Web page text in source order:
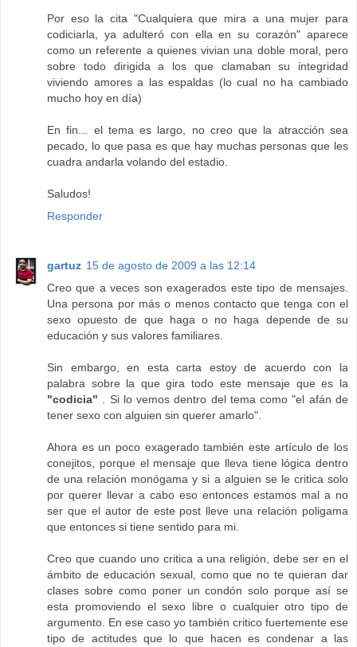
Por eso la cita "Cualquiera que mira a una mujer para
codiciarla, ya adulteró con ella en su corazón" aparece
como un referente a quienes vivian una doble moral, pero
sobre todo dirigida a los que clamaban su integridad
viviendo amores a las espaldas (lo cual no ha cambiado
mucho hoy en día)
En fin... el tema es largo, no creo que la atracción sea
pecado, lo que pasa es que hay muchas personas que les
cuadra andarla volando del estadio.
Saludos!
Responder
gartuz 15 de agosto de 2009 a las 12:14
Creo que a veces son exagerados este tipo de mensajes.
Una persona por más o menos contacto que tenga con el
sexo opuesto de que haga o no haga depende de su
educación y sus valores familiares.
Sin embargo, en esta carta estoy de acuerdo con la
palabra sobre la que gira todo este mensaje que es la
"codicia" . Si lo vemos dentro del tema como "el afán de
tener sexo con alguien sin querer amarlo".
Ahora es un poco exagerado también este artículo de los
conejitos, porque el mensaje que lleva tiene lógica dentro
de una relación monógama y si a alguien se le critica solo
por querer llevar a cabo eso entonces estamos mal a no
ser que el autor de este post lleve una relación poligama
que entonces si tiene sentido para mi.
Creo que cuando uno critica a una religión, debe ser en el
ámbito de educación sexual, como que no te quieran dar
clases sobre como poner un condón solo porque así se
esta promoviendo el sexo libre o cualquier otro tipo de
argumento. En ese caso yo también critico fuertemente ese
tipo de actitudes que lo que hacen es condenar a las